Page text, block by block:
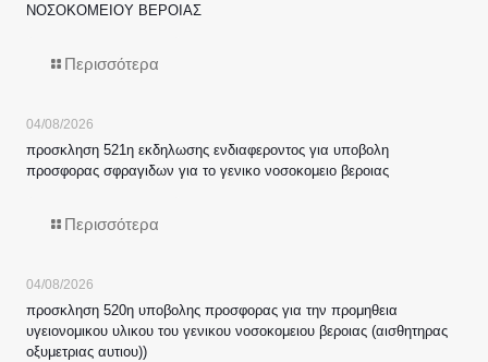
ΝΟΣΟΚΟΜΕΙΟΥ ΒΕΡΟΙΑΣ
Περισσότερα
04/08/2026
προσκληση 521η εκδηλωσης ενδιαφεροντος για υποβολη
προσφορας σφραγιδων για το γενικο νοσοκομειο βεροιας
Περισσότερα
04/08/2026
προσκληση 520η υποβολης προσφορας για την προμηθεια
υγειονομικου υλικου του γενικου νοσοκομειου βεροιας (αισθητηρας
οξυμετριας αυτιου))